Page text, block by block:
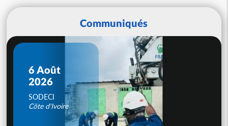
Communiqués
6 Août
2026
SODECI
Côte d'Ivoire